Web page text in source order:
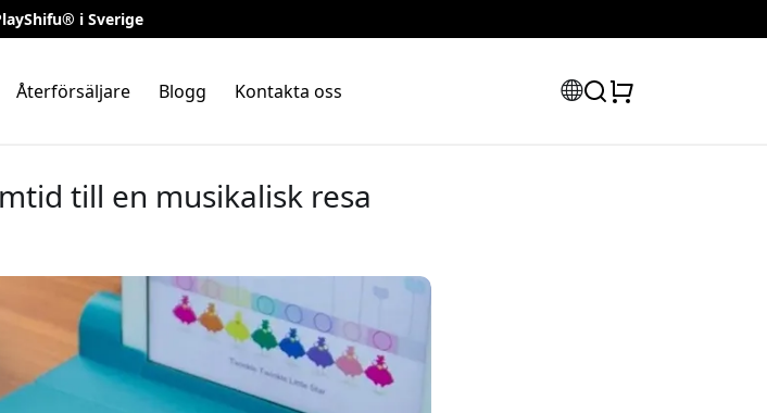
i Sverige
Återförsäljare Blogg Kontakta oss
till en musikalisk resa